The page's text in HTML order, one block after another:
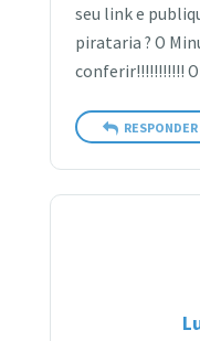
seu link e
pirataria ? O
conferir!!!!!!!!!!!
RESPONDER